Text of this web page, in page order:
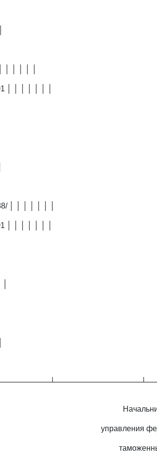
│ │ │ │ │
│ │ │ │ │ │ │
│ │ │ │ │ │ │
│ │ │ │ │ │ │
управления